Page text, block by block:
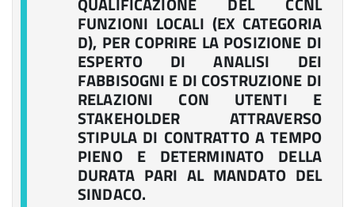
FUNZIONI LOCALI (EX CATEGORIA
D), PER COPRIRE LA POSIZIONE DI
ESPERTO DI ANALISI DEI
FABBISOGNI E DI COSTRUZIONE DI
RELAZIONI CON UTENTI E
STAKEHOLDER ATTRAVERSO
STIPULA DI CONTRATTO A TEMPO
PIENO E DETERMINATO DELLA
DURATA PARI AL MANDATO DEL
SINDACO.